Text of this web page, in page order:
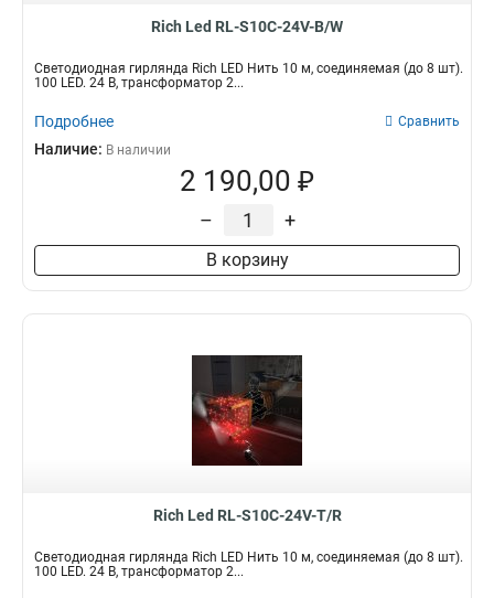
Rich Led RL-S10C-24V-B/W
Светодиодная гирлянда Rich LED Нить 10 м, соединяемая (до 8 шт).
100 LED. 24 B, трансформатор 2...
Подробнее Сравнить
Наличие: В наличии
2 190,00 ₽
– +
В корзину
Rich Led RL-S10C-24V-T/R
Светодиодная гирлянда Rich LED Нить 10 м, соединяемая (до 8 шт).
100 LED. 24 B, трансформатор 2...